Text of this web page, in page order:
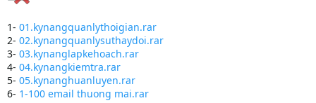
1- 01.kynangquanlythoigian.rar
2- 02.kynangquanlysuthaydoi.rar
3- 03.kynanglapkehoach.rar
4- 04.kynangkiemtra.rar
5- 05.kynanghuanluyen.rar
6- 1-100 email thuong mai.rar